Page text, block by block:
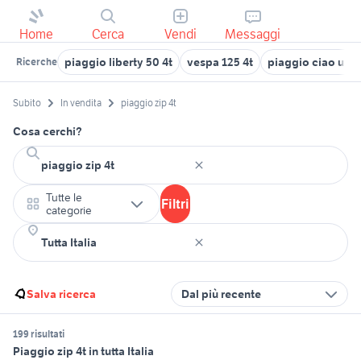
Home Cerca Vendi Messaggi
Ricerche piaggio liberty 50 4t vespa 125 4t piaggio ciao
Subito In vendita piaggio zip 4t
Cosa cerchi?
Tutte le
categorie
Filtri
Salva ricerca Dal più recente
199 risultati
Piaggio zip 4t in tutta Italia